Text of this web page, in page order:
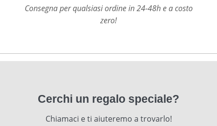
Consegna per qualsiasi ordine in 24-48h e a costo
zero!
Cerchi un regalo speciale?
Chiamaci e ti aiuteremo a trovarlo!